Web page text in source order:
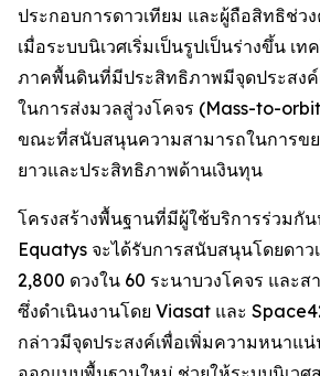
ประกอบการดาวเทียม และผู้ถือสิทธิช่วง
เมื่อระบบนิเวศเริ่มเป็นรูปเป็นร่างขึ้น เ
ภาคพื้นดินที่มีประสิทธิภาพมีจุดประสงค์
ในการส่งมวลสู่วงโคจร (Mass-to-
ขณะที่สนับสนุนความสามารถในการขย
ยาวและประสิทธิภาพด้านเงินทุน
โครงสร้างพื้นฐานที่มีผู้ใช้บริการร่วมกั
Equatys จะได้รับการสนับสนุนโดยดา
2,800 ดวงใน 60 ระนาบวงโคจร และ
ซึ่งดำเนินงานโดย Viasat และ
กล่าวมีจุดประสงค์เพื่อเพิ่มความหนาแน่